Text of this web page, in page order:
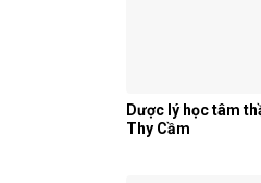
Dược lý học tâm
Thy Cầm